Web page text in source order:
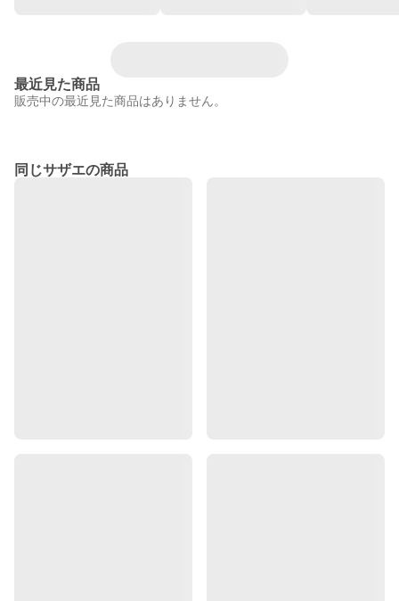
最近見た商品
販売中の最近見た商品はありません。
同じサザエの商品